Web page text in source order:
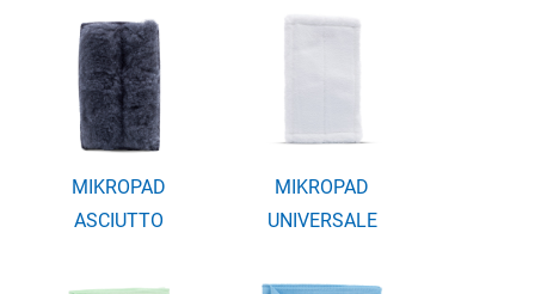
MIKROPAD
ASCIUTTO
MIKROPAD
UNIVERSALE